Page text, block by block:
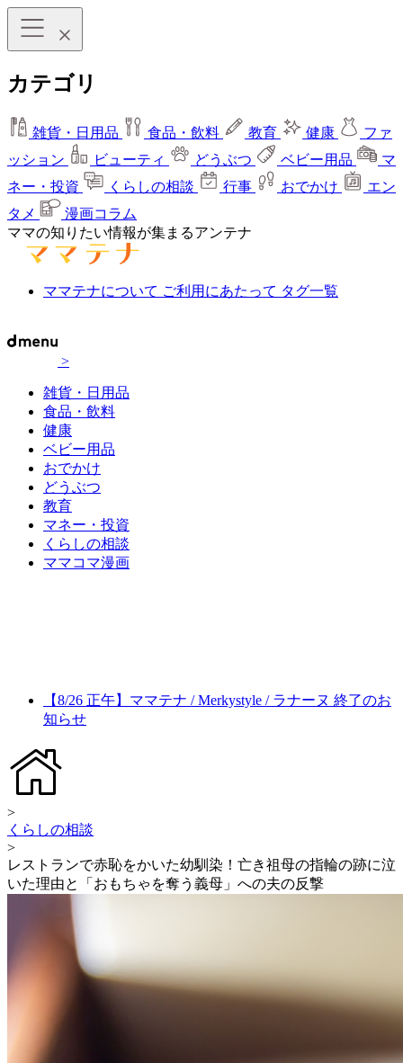
カテゴリ
雑貨・日用品 食品・飲料 教育 健康
ファ
ッション
ビューティ どうぶつ ベビー用品
マ
ネー・投資
くらしの相談 行事 おでかけ
エン
タメ
漫画コラム
ママの知りたい情報が集まるアンテナ
ママテナについて ご利用にあたって タグ一覧
>
雑貨・日用品
食品・飲料
健康
ベビー用品
おでかけ
どうぶつ
教育
マネー・投資
くらしの相談
ママコマ漫画
【8/26 正午】ママテナ / Merkystyle / ラナーヌ 終了のお
知らせ
>
くらしの相談
>
レストランで赤恥をかいた幼馴染！亡き祖母の指輪の跡に泣
いた理由と「おもちゃを奪う義母」への夫の反撃